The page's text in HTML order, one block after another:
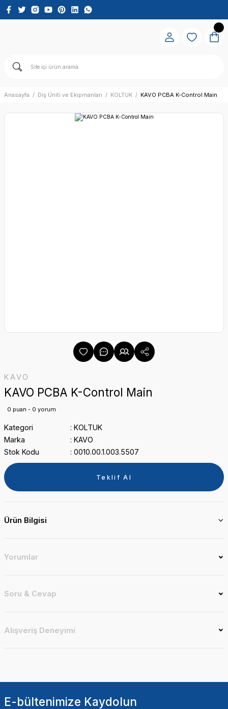
Anasayfa Diş Üniti ve Ekipmanları KOLTUK KAVO PCBA K-Control Main
KAVO
KAVO PCBA K-Control Main
0 puan - 0 yorum
Kategori
KOLTUK
Marka
KAVO
Stok Kodu
0010.00.1.003.5507
Teklif Al
Ürün Bilgisi
Yorumlar
Soru & Cevap
Alışveriş Deneyimi
E-bültenimize Kaydolun